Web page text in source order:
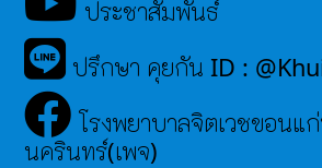
ประชาสัมพันธ์
ปรึกษา คุยกัน ID :
โรงพยาบาลจิตเวชขอนแ
นครินทร์(เพจ)